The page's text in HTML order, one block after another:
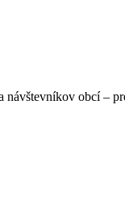
obcí –